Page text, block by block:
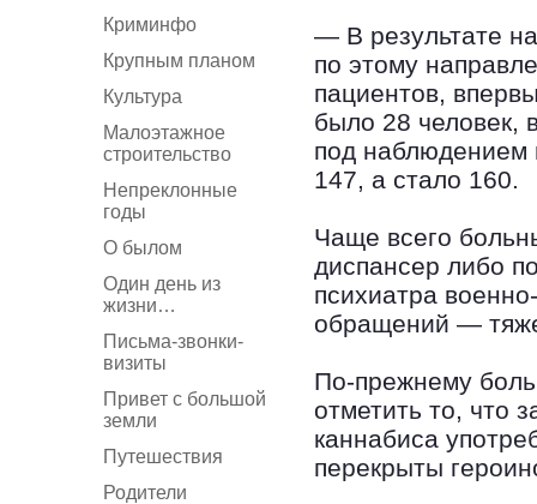
Криминфо
Крупным планом
Культура
Малоэтажное
строительство
Непреклонные
годы
О былом
Один день из
жизни…
Письма-звонки-
визиты
Привет с большой
земли
Путешествия
Родители
— В результате
по этому
пациентов,
было 28 человек,
под наблюдением
147, а стало 160.
Чаще всего
диспансер либо
психиатра
обращений —
По-прежнему
отметить то, что
каннабиса
перекрыты